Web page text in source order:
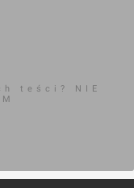
teści? NIE